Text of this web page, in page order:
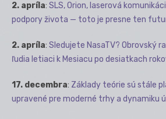
2. apríla: SLS, Orion, laserová
podpory života — toto je presne ten
2. apríla: Sledujete NasaTV? Obrovský
ľudia letiaci k Mesiacu po desiatkach
17. decembra: Základy teórie sú stále
upravené pre moderné trhy a dynamiku